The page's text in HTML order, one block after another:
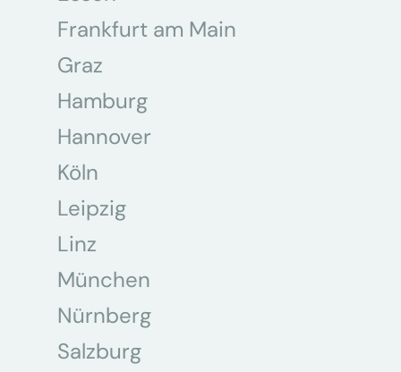
Frankfurt am Main
Graz
Hamburg
Hannover
Köln
Leipzig
Linz
München
Nürnberg
Salzburg